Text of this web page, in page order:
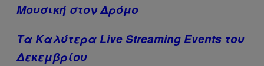
Μουσική στον Δρόμο
Τα Kαλύτερα Live Streaming Events του
Δεκεμβρίου